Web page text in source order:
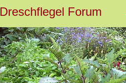
Dreschflegel Forum